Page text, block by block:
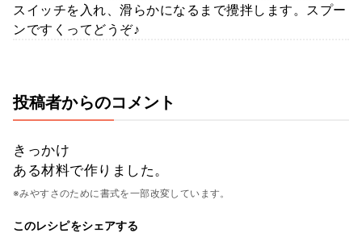
スイッチを入れ、滑らかになるまで攪拌します。スプー
ンですくってどうぞ♪
投稿者からのコメント
きっかけ
ある材料で作りました。
※みやすさのために書式を一部改変しています。
このレシピをシェアする